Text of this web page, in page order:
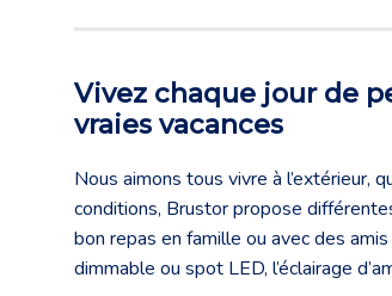
Vivez chaque jour de
vraies vacances
Nous aimons tous vivre à l’extérieur,
conditions, Brustor propose
bon repas en famille ou avec des amis
dimmable ou spot LED, l’éclairage